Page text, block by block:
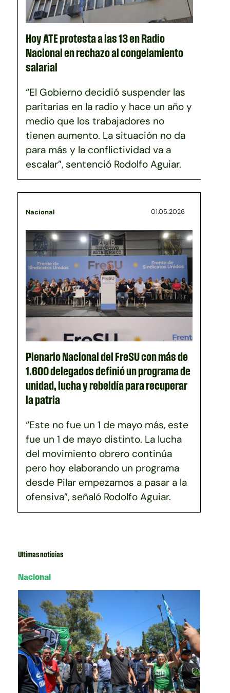
Hoy ATE protesta a las 13 en Radio
Nacional en rechazo al congelamiento
salarial
“El Gobierno decidió suspender las
paritarias en la radio y hace un año y
medio que los trabajadores no
tienen aumento. La situación no da
para más y la conflictividad va a
escalar”, sentenció Rodolfo Aguiar.
Nacional 01.05.2026
Plenario Nacional del FreSU con más de
1.600 delegados definió un programa de
unidad, lucha y rebeldía para recuperar
la patria
“Este no fue un 1 de mayo más, este
fue un 1 de mayo distinto. La lucha
del movimiento obrero continúa
pero hoy elaborando un programa
desde Pilar empezamos a pasar a la
ofensiva”, señaló Rodolfo Aguiar.
Ultimas noticias
Nacional